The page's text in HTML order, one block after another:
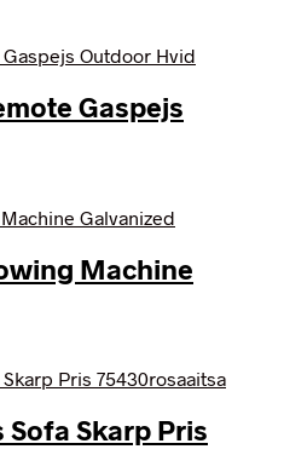
Gaspejs
Machine
Skarp Pris